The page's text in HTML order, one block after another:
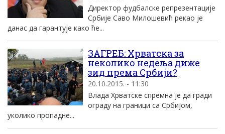
Директор фудбалске репрезентације
Србије Саво Милошевић рекао је
данас да гарантује како ће...
ЗАГРЕБ: Хрватска за
неколико недеља диже
зид према Србији?
20.10.2015. - 11:30
Влада Хрватске спремна је да гради
ограду на граници са Србијом,
уколико пропадне...